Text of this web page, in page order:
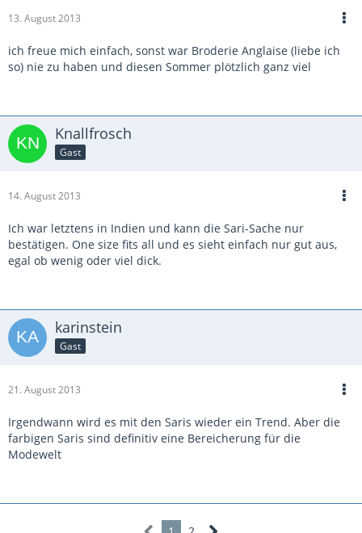
13. August 2013
ich freue mich einfach, sonst war Broderie Anglaise (liebe ich
so) nie zu haben und diesen Sommer plötzlich ganz viel
Knallfrosch
Gast
14. August 2013
Ich war letztens in Indien und kann die Sari-Sache nur
bestätigen. One size fits all und es sieht einfach nur gut aus,
egal ob wenig oder viel dick.
karinstein
Gast
21. August 2013
Irgendwann wird es mit den Saris wieder ein Trend. Aber die
farbigen Saris sind definitiv eine Bereicherung für die
Modewelt